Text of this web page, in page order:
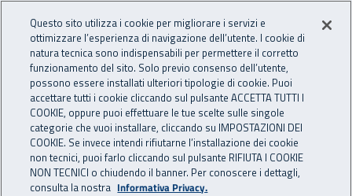
INAIL - Istituto Nazionale
Apri cerca
Navigazione principale
Navigazione - Ti trovi in:
Home Inail comunica News
03 febbraio 2021
Questo sito utilizza i cookie per migliorare i servizi e
ottimizzare l’esperienza di navigazione dell’utente. I cookie di
natura tecnica sono indispensabili per permettere il corretto
funzionamento del sito. Solo previo consenso dell’utente,
possono essere installati ulteriori tipologie di cookie. Puoi
accettare tutti i cookie cliccando sul pulsante ACCETTA TUTTI I
COOKIE, oppure puoi effettuare le tue scelte sulle singole
categorie che vuoi installare, cliccando su IMPOSTAZIONI DEI
COOKIE. Se invece intendi rifiutarne l’installazione dei cookie
non tecnici, puoi farlo cliccando sul pulsante RIFIUTA I COOKIE
NON TECNICI o chiudendo il banner. Per conoscere i dettagli,
consulta la nostra Informativa Privacy.